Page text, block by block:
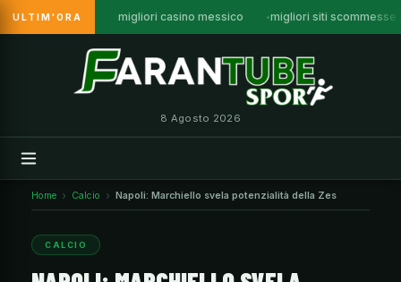
ULTIM'ORA migliori casino messico migliori siti scommesse
8 Agosto 2026
Home Calcio Napoli: Marchiello svela potenzialità della Zes
CALCIO